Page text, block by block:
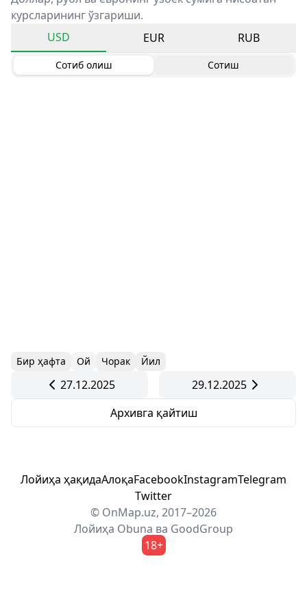
курсларининг ўзгариши.
USD
EUR RUB
Сотиб олиш Сотиш
Бир ҳафта Ой Чорак Йил
27.12.2025
29.12.2025
Архивга қайтиш
Лойиҳа ҳақидаАлоқаFacebookInstagramTelegram
Twitter
© OnMap.uz, 2017–2026
Лойиҳа Obuna ва GoodGroup
18+